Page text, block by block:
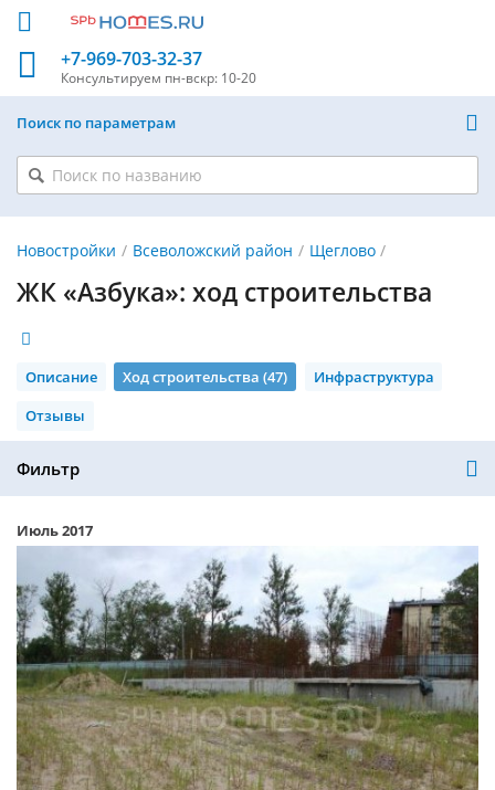
+7-969-703-32-37
Консультируем пн-вскр: 10-20
Поиск по параметрам
Новостройки Всеволожский район Щеглово
ЖК «Азбука»: ход строительства
Описание Ход строительства (47)
Инфраструктура
Отзывы
Фильтр
Июль 2017